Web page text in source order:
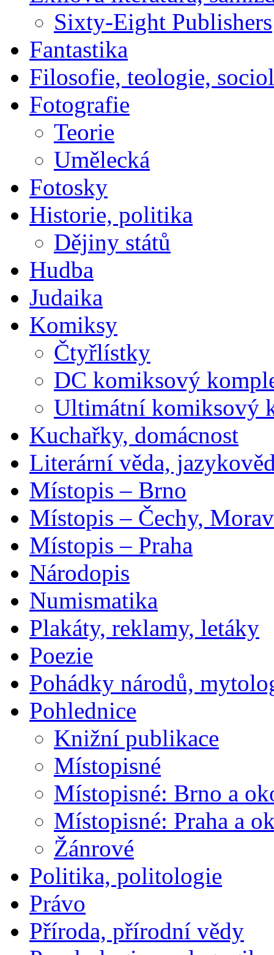
Sixty-Eight Publishers
Fantastika
Filosofie, teologie,
Fotografie
Teorie
Umělecká
Fotosky
Historie, politika
Dějiny států
Hudba
Judaika
Komiksy
Čtyřlístky
DC komiksový
Ultimátní komiksový
Kuchařky, domácnost
Literární věda,
Místopis – Brno
Místopis – Čechy,
Místopis – Praha
Národopis
Numismatika
Plakáty, reklamy, letáky
Poezie
Pohádky národů,
Pohlednice
Knižní publikace
Místopisné
Místopisné: Brno a
Místopisné: Praha a
Žánrové
Politika, politologie
Právo
Příroda, přírodní vědy